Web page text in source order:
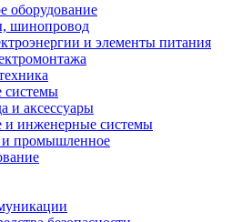
оборудование
шинопровод
и элементы питания
системы
и аксессуары
и инженерные системы
и промышленное